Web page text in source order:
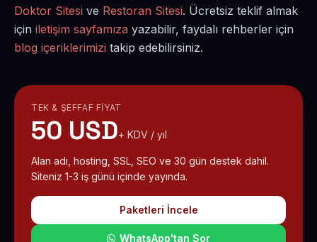
Doktor Sitesi ve Restoran Sitesi. Ücretsiz teklif almak
için iletişim sayfamıza yazabilir, faydalı rehberler için
blog içeriklerimizi takip edebilirsiniz.
TEK & ŞEFFAF FIYAT
50 USD+ KDV / yıl
Alan adı, hosting, SSL, SEO ve 30 gün destek dahil.
Siteniz 1-3 iş günü içinde yayında.
Paketleri İncele
WhatsApp'tan Sor